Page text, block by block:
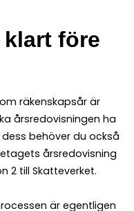
klart före
räkenskapsår är
årsredovisningen ha
behöver du också
årsredovisning
2 till Skatteverket.
är egentligen